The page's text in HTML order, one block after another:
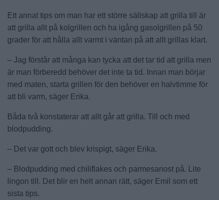
Ett annat tips om man har ett större sällskap att grilla till är
att grilla allt på kolgrillen och ha igång gasolgrillen på 50
grader för att hålla allt varmt i väntan på att allt grillas klart.
– Jag förstår att många kan tycka att det tar tid att grilla men
är man förberedd behöver det inte ta tid. Innan man börjar
med maten, starta grillen för den behöver en halvtimme för
att bli varm, säger Erika.
Båda två konstaterar att allt går att grilla. Till och med
blodpudding.
– Det var gott och blev krispigt, säger Erika.
– Blodpudding med chiliflakes och parmesanost på. Lite
lingon till. Det blir en helt annan rätt, säger Emil som ett
sista tips.